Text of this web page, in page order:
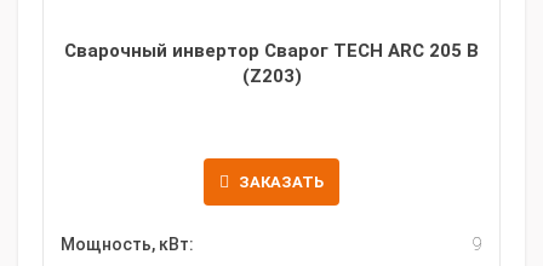
Сварочный инвертор Сварог TECH ARC 205 B
(Z203)
ЗАКАЗАТЬ
Мощность, кВт:
9